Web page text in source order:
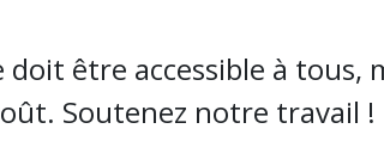
être accessible à tous,
Soutenez notre travail !